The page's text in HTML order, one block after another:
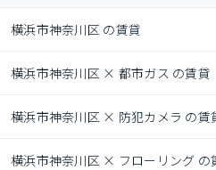
横浜市神奈川区 の賃貸
横浜市神奈川区 × 都市ガス の賃貸
横浜市神奈川区 × 防犯カメラ の賃
横浜市神奈川区 × フローリング の